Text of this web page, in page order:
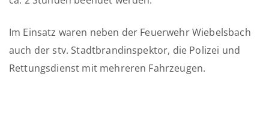
Im Einsatz waren neben der Feuerwehr Wiebelsbach
auch der stv. Stadtbrandinspektor, die Polizei und
Rettungsdienst mit mehreren Fahrzeugen.